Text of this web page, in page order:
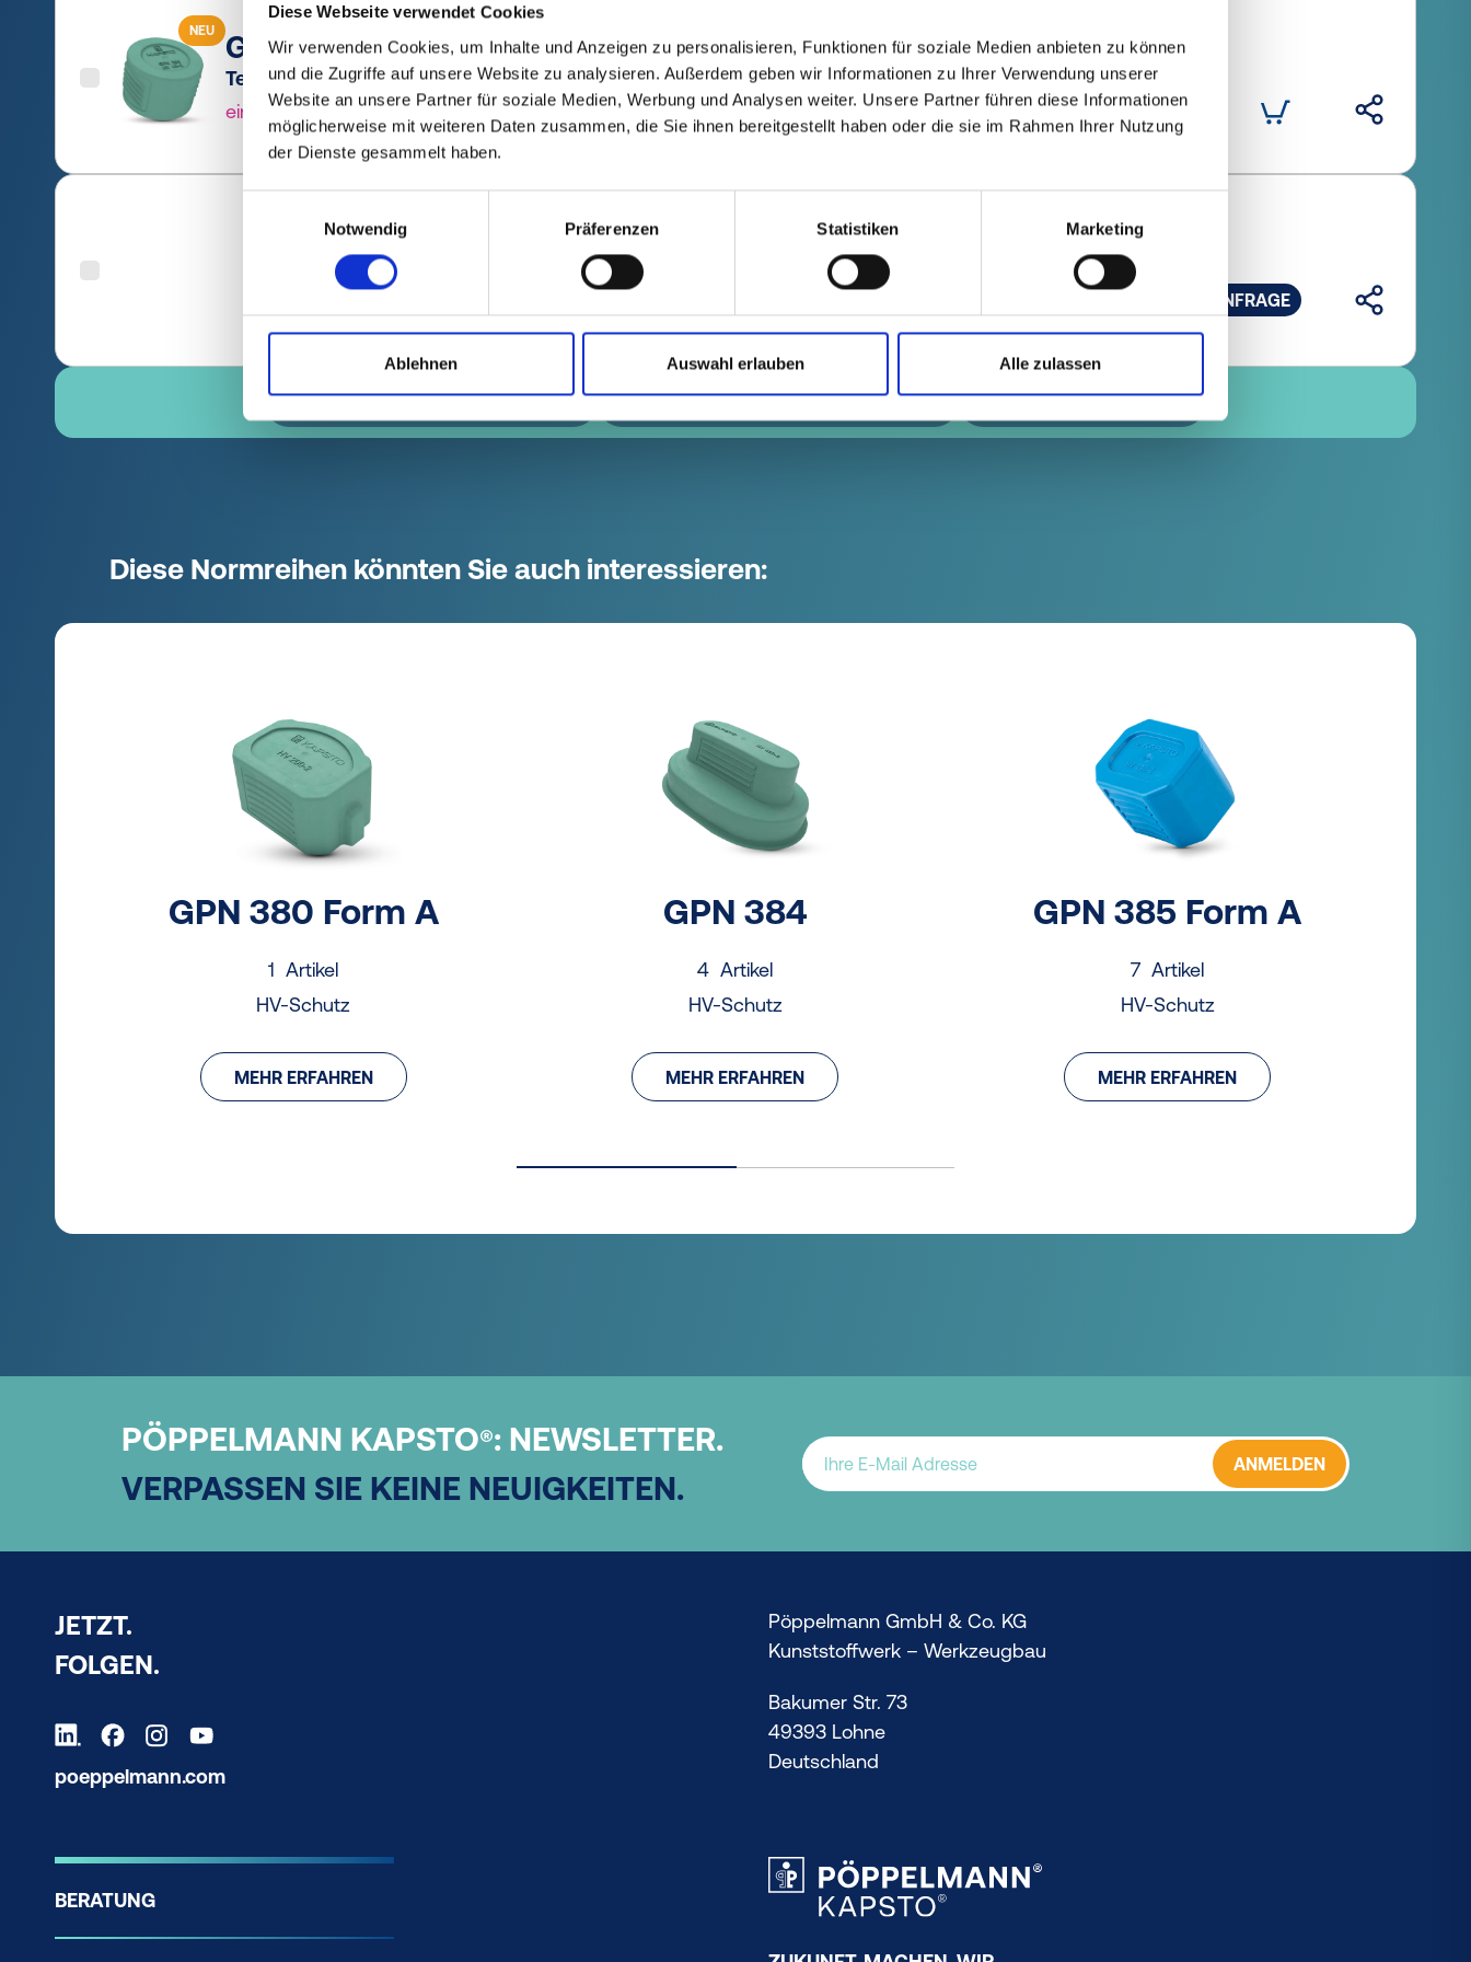
Diese Webseite verwendet Cookies
Wir verwenden Cookies, um Inhalte und Anzeigen zu personalisieren, Funktionen für soziale Medien anbieten zu können
und die Zugriffe auf unsere Website zu analysieren. Außerdem geben wir Informationen zu Ihrer Verwendung unserer
Website an unsere Partner für soziale Medien, Werbung und Analysen weiter. Unsere Partner führen diese Informationen
möglicherweise mit weiteren Daten zusammen, die Sie ihnen bereitgestellt haben oder die sie im Rahmen Ihrer Nutzung
der Dienste gesammelt haben.
Notwendig
Präferenzen Statistiken Marketing
Ablehnen Auswahl erlauben Alle zulassen
NEU GPN 386 HV 40-2 PCR-PP, türkisblau
Technische Daten
einblenden
Bestell-Nr.
38603010000
Stückpreis
kostenfrei
Auswahl
Muster Kaufen
Anzahl (Stk.)
GPN 386 HV 40-2 PCR-PE, blau
Technische Daten
Auswahl
ANFRAGE
KOSTENLOSE MUSTER ARTIKEL KAUFEN / PREISE EMPFEHLEN
Diese Normreihen könnten Sie auch interessieren:
GPN 380 Form A
1 Artikel
HV-Schutz
MEHR ERFAHREN
GPN 384
4 Artikel
HV-Schutz
MEHR ERFAHREN
GPN 385 Form A
7 Artikel
HV-Schutz
MEHR ERFAHREN
PÖPPELMANN KAPSTO®: NEWSLETTER.
VERPASSEN SIE KEINE NEUIGKEITEN.
ANMELDEN
JETZT.
FOLGEN.
poeppelmann.com
Pöppelmann GmbH & Co. KG
Kunststoffwerk – Werkzeugbau
Bakumer Str. 73
49393 Lohne
Deutschland
BERATUNG